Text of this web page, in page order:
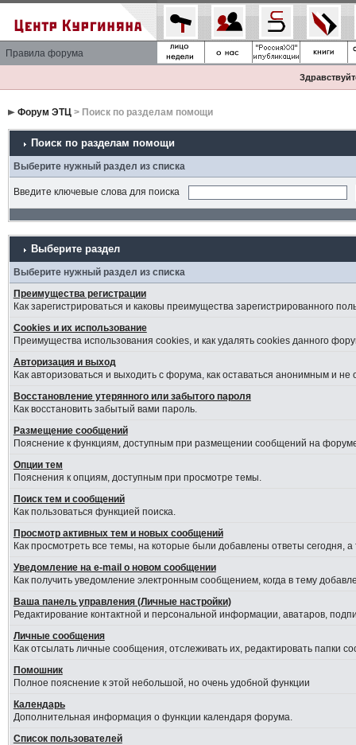
Правила форума
Форум ЭТЦ> Поиск по разделам помощи
Поиск по разделам помощи
Выберите нужный раздел из списка
Введите ключевые слова для поиска
Выберите раздел
Выберите нужный раздел из списка
Преимущества регистрации
Как зарегистрироваться и каковы преимущества зарегистрированного
Cookies и их использование
Преимущества использования cookies, и как удалять cookies данного
Авторизация и выход
Как авторизоваться и выходить с форума, как оставаться анонимным и
Восстановление утерянного или забытого пароля
Как восстановить забытый вами пароль.
Размещение сообщений
Пояснение к функциям, доступным при размещении сообщений на
Опции тем
Пояснения к опциям, доступным при просмотре темы.
Поиск тем и сообщений
Как пользоваться функцией поиска.
Просмотр активных тем и новых сообщений
Как просмотреть все темы, на которые были добавлены ответы сегодня,
Уведомление на е-mail о новом сообщении
Как получить уведомление электронным сообщением, когда в тему
Ваша панель управления (Личные настройки)
Редактирование контактной и персональной информации, аватаров,
Личные сообщения
Как отсылать личные сообщения, отслеживать их, редактировать папки
Помошник
Полное пояснение к этой небольшой, но очень удобной функции
Календарь
Дополнительная информация о функции календаря форума.
Список пользователей